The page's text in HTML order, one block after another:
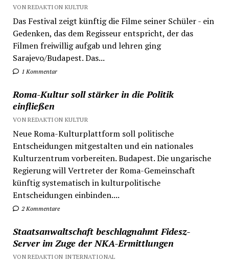
VON REDAKTION KULTUR
Das Festival zeigt künftig die Filme seiner Schüler - ein
Gedenken, das dem Regisseur entspricht, der das
Filmen freiwillig aufgab und lehren ging
Sarajevo/Budapest. Das...
1 Kommentar
Roma-Kultur soll stärker in die Politik
einfließen
VON REDAKTION KULTUR
Neue Roma-Kulturplattform soll politische
Entscheidungen mitgestalten und ein nationales
Kulturzentrum vorbereiten. Budapest. Die ungarische
Regierung will Vertreter der Roma-Gemeinschaft
künftig systematisch in kulturpolitische
Entscheidungen einbinden....
2 Kommentare
Staatsanwaltschaft beschlagnahmt Fidesz-
Server im Zuge der NKA-Ermittlungen
VON REDAKTION INTERNATIONAL